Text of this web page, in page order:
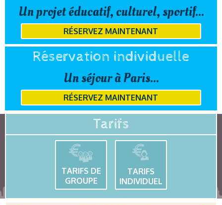
Un projet éducatif, culturel, sportif...
RÉSERVEZ MAINTENANT
Réservation individuelle
Un séjour à Paris...
RÉSERVEZ MAINTENANT
Tarifs
TARIFS DE
GROUPE
TARIFS
INDIVIDUEL